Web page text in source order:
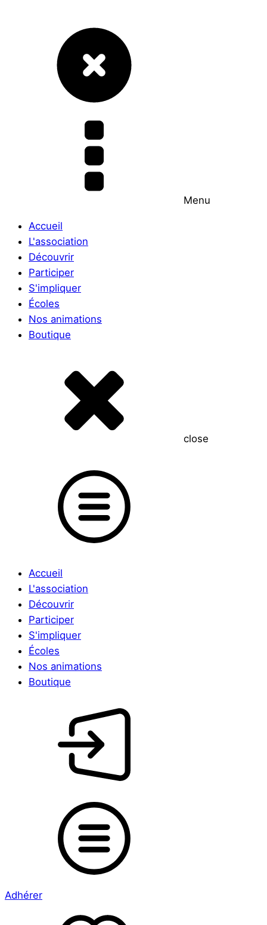
Menu
Accueil
L'association
Découvrir
Participer
S'impliquer
Écoles
Nos animations
Boutique
close
Accueil
L'association
Découvrir
Participer
S'impliquer
Écoles
Nos animations
Boutique
Adhérer